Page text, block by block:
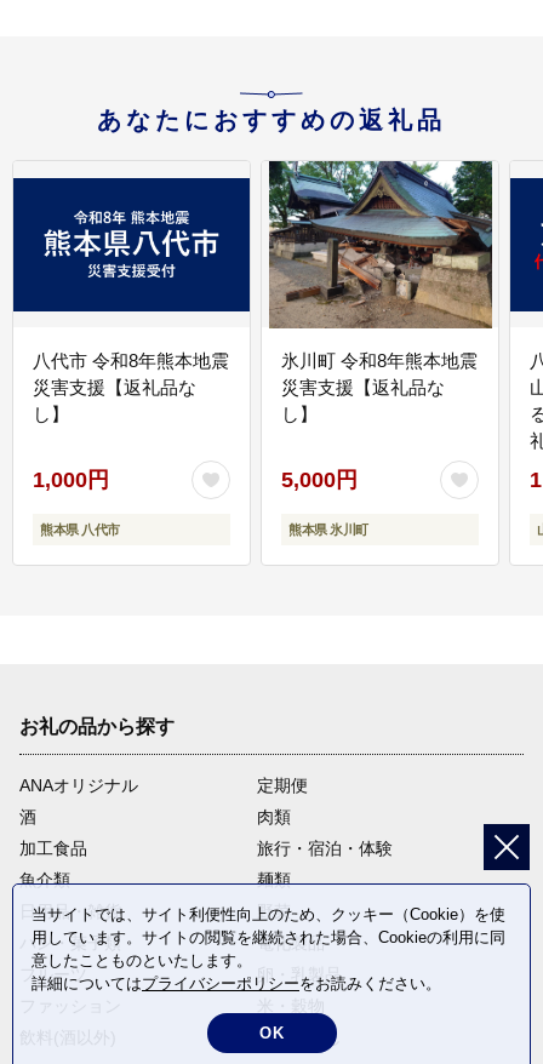
あなたにおすすめの返礼品
八代市 令和8年熊本地震
災害支援【返礼品な
し】
1,000円
熊本県 八代市
氷川町 令和8年熊本地震
災害支援【返礼品な
し】
5,000円
熊本県 氷川町
お礼の品から探す
ANAオリジナル
定期便
酒
肉類
加工食品
旅行・宿泊・体験
魚介類
麺類
日用品・雑貨
野菜
パン・菓子類
電化製品
フルーツ
卵・乳製品
返礼品なし
当サイトでは、サイト利便性向上のため、クッキー（Cookie）を使
用しています。サイトの閲覧を継続された場合、Cookieの利用に同
意したことものといたします。
詳細についてはプライバシーポリシーをお読みください。
OK